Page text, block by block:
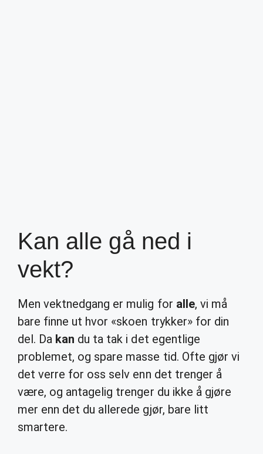
Kan alle gå ned i
vekt?
Men vektnedgang er mulig for alle, vi må
bare finne ut hvor «skoen trykker» for din
del. Da kan du ta tak i det egentlige
problemet, og spare masse tid. Ofte gjør vi
det verre for oss selv enn det trenger å
være, og antagelig trenger du ikke å gjøre
mer enn det du allerede gjør, bare litt
smartere.